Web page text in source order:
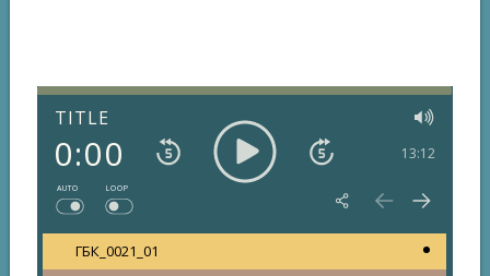
TITLE
0:00 13:12
AUTO LOOP
ГБК_0021_01